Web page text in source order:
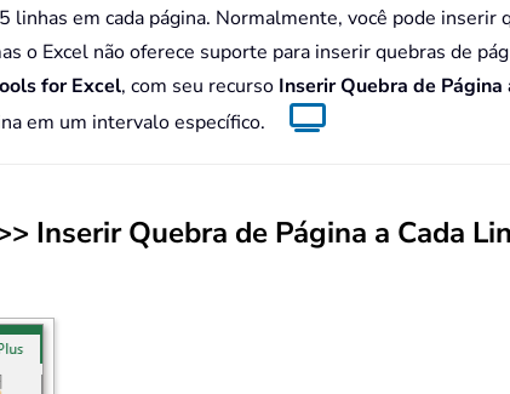
linhas em cada página. Normalmente, você pode inserir
o Excel não oferece suporte para inserir quebras de
for Excel, com seu recurso Inserir Quebra de Página
em um intervalo específico.
Inserir Quebra de Página a Cada